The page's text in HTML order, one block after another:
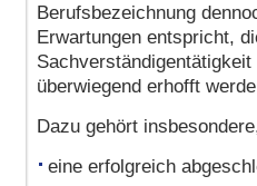
Berufsbezeichnung
Erwartungen entspricht,
überwiegend erhofft
Dazu gehört
eine erfolgreich